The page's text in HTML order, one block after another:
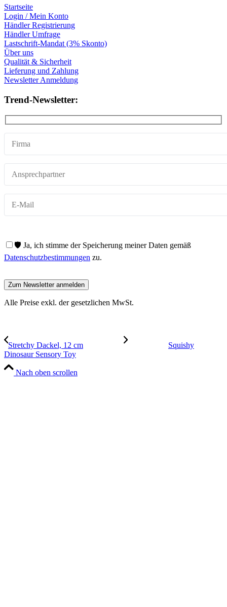
Startseite
Login / Mein Konto
Händler Registrierung
Händler Umfrage
Lastschrift-Mandat (3% Skonto)
Über uns
Qualität & Sicherheit
Lieferung und Zahlung
Newsletter Anmeldung
Trend-Newsletter:
🛡️ Ja, ich stimme der Speicherung meiner Daten gemäß
Datenschutzbestimmungen zu.
Alle Preise exkl. der gesetzlichen MwSt.
Stretchy Dackel, 12 cm
Squishy
Dinosaur Sensory Toy
Nach oben scrollen